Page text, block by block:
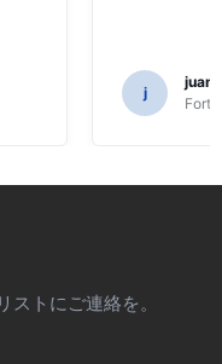
j
juan
トにご連絡を。